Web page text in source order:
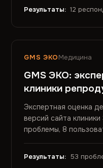
Результаты: 12
GMS ЭКОМедицина
GMS ЭКО:
клиники
Экспертная оценка
версий сайта
проблемы, 8
Результаты: 53